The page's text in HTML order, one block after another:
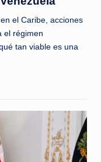
el Caribe, acciones
el régimen
tan viable es una